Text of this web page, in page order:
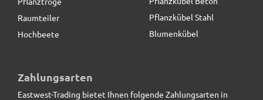
Raumteiler
Hochbeete
Pflanzkübel Stahl
Blumenkübel
Zahlungsarten
Eastwest-Trading bietet Ihnen folgende Zahlungsarten in